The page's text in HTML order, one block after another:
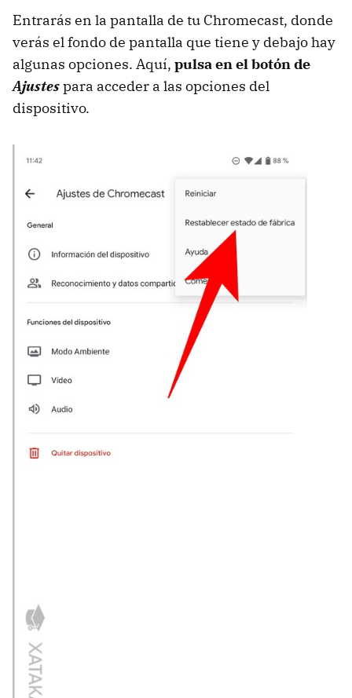
Entrarás en la pantalla de tu Chromecast, donde
verás el fondo de pantalla que tiene y debajo hay
algunas opciones. Aquí, pulsa en el botón de
Ajustespara acceder a las opciones del
dispositivo.